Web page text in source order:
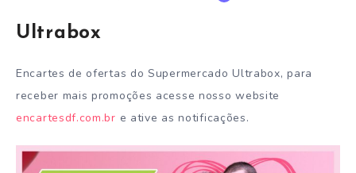
Ultrabox
Encartes de ofertas do Supermercado Ultrabox, para
receber mais promoções acesse nosso website
encartesdf.com.br e ative as notificações.